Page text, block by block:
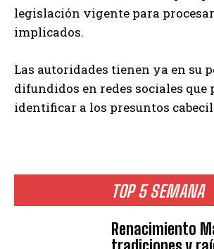
TOP 5 SEMANA
Renacimiento
legislación vigente para
implicados.
Las autoridades tienen ya en su
difundidos en redes sociales
identificar a los presuntos